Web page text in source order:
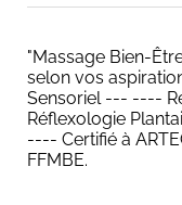
"Massage Bien-
selon vos
Sensoriel --- ----
Réflexologie
---- Certifié à
FFMBE.